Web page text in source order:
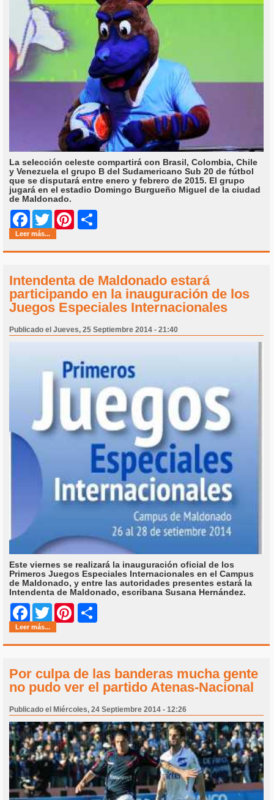
La selección celeste compartirá con Brasil, Colombia, Chile
y Venezuela el grupo B del Sudamericano Sub 20 de fútbol
que se disputará entre enero y febrero de 2015. El grupo
jugará en el estadio Domingo Burgueño Miguel de la ciudad
de Maldonado.
Facebook
Twitter Pinterest
Leer más...
Intendenta de Maldonado estará
participando en la inauguración de los
Juegos Especiales Internacionales
Publicado el Jueves, 25 Septiembre 2014 - 21:40
Este viernes se realizará la inauguración oficial de los
Primeros Juegos Especiales Internacionales en el Campus
de Maldonado, y entre las autoridades presentes estará la
Intendenta de Maldonado, escribana Susana Hernández.
Facebook
Twitter Pinterest
Leer más...
Por culpa de las banderas mucha gente
no pudo ver el partido Atenas-Nacional
Publicado el Miércoles, 24 Septiembre 2014 - 12:26